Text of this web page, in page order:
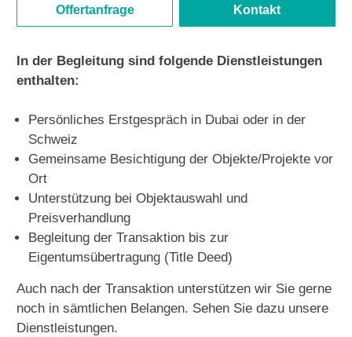
Offertanfrage Kontakt
In der Begleitung sind folgende Dienstleistungen
enthalten:
Persönliches Erstgespräch in Dubai oder in der
Schweiz
Gemeinsame Besichtigung der Objekte/Projekte vor
Ort
Unterstützung bei Objektauswahl und
Preisverhandlung
Begleitung der Transaktion bis zur
Eigentumsübertragung (Title Deed)
Auch nach der Transaktion unterstützen wir Sie gerne
noch in sämtlichen Belangen. Sehen Sie dazu unsere
Dienstleistungen.